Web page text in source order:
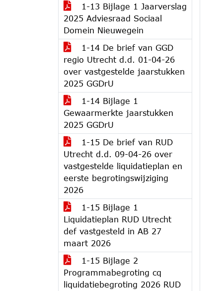
1-13 Bijlage 1 Jaarverslag
2025 Adviesraad Sociaal
Domein Nieuwegein
1-14 De brief van GGD
regio Utrecht d.d. 01-04-26
over vastgestelde jaarstukken
2025 GGDrU
1-14 Bijlage 1
Gewaarmerkte jaarstukken
2025 GGDrU
1-15 De brief van RUD
Utrecht d.d. 09-04-26 over
vastgestelde liquidatieplan en
eerste begrotingswijziging
2026
1-15 Bijlage 1
Liquidatieplan RUD Utrecht
def vastgesteld in AB 27
maart 2026
1-15 Bijlage 2
Programmabegroting cq
liquidatiebegroting 2026 RUD